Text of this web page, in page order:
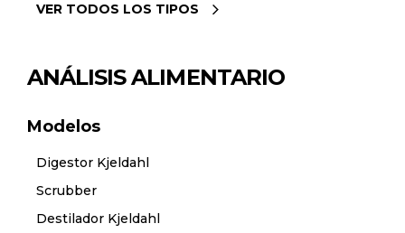
VER TODOS LOS TIPOS
ANÁLISIS ALIMENTARIO
Modelos
Digestor Kjeldahl
Scrubber
Destilador Kjeldahl